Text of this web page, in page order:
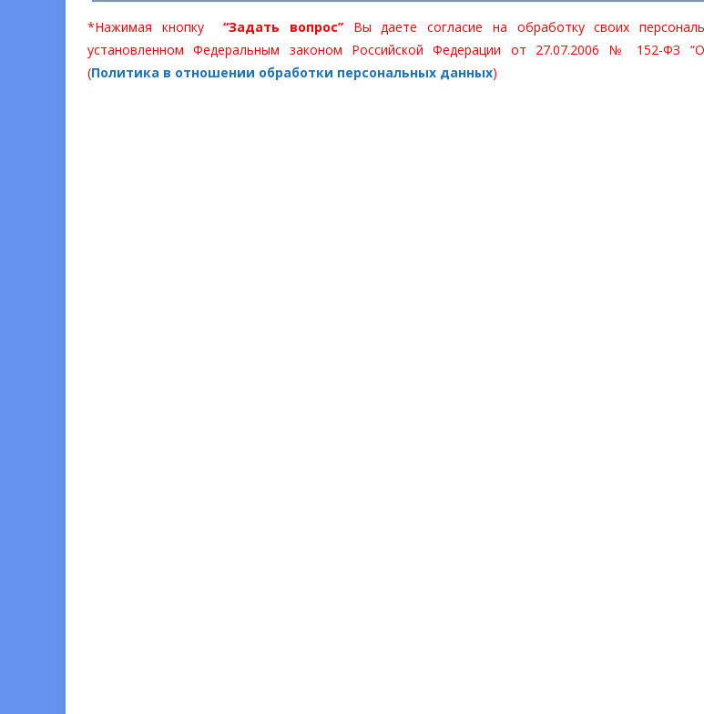
*Нажимая кнопку“Задать вопрос” Вы даете согласие на обработку своих
установленном Федеральным законом Российской Федерации от 27.07.2006 № 152-ФЗ “О
(Политика в отношении обработки персональных данных)